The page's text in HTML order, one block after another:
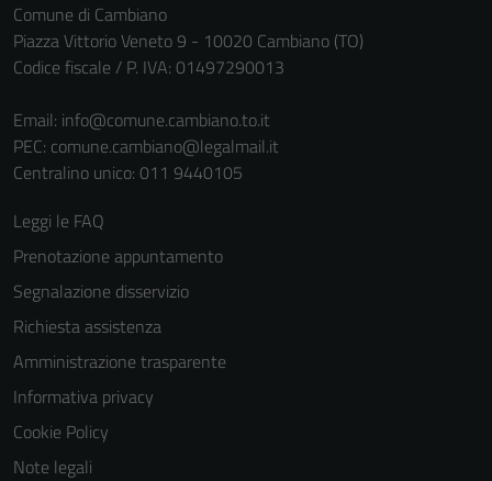
Comune di Cambiano
Piazza Vittorio Veneto 9 - 10020 Cambiano (TO)
Codice fiscale / P. IVA: 01497290013
Email: info@comune.cambiano.to.it
PEC: comune.cambiano@legalmail.it
Centralino unico: 011 9440105
Leggi le FAQ
Prenotazione appuntamento
Segnalazione disservizio
Richiesta assistenza
Amministrazione trasparente
Informativa privacy
Cookie Policy
Note legali